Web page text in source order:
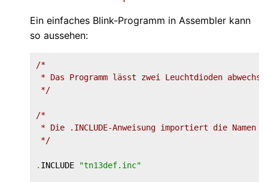
Ein einfaches Blink-Programm in Assembler kann
so aussehen:
/*
* Das Programm lässt zwei Leuchtdioden
*/
/*
* Die .INCLUDE-Anweisung importiert die Namen
*/
. INCLUDE "tn13def.inc"